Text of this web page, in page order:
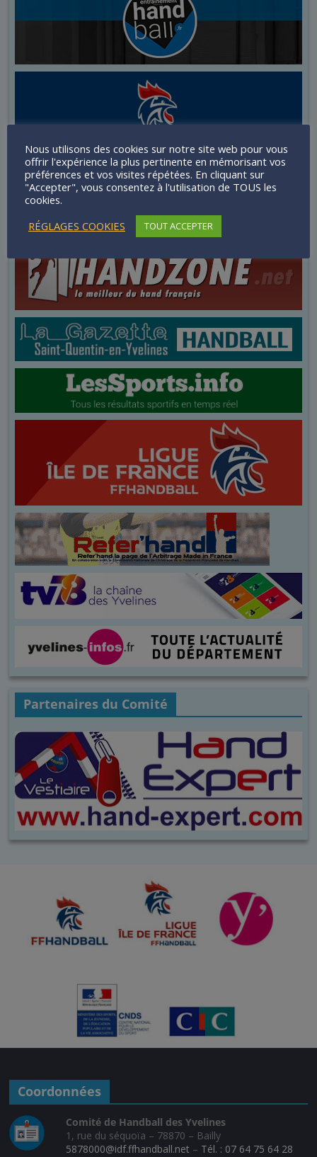
Partenaires du Comité
Coordonnées
Comité de Handball des Yvelines
1, rue du séquoïa – 78870 – Bailly
5878000@idf.ffhandball.net – Tél. : 07 64 75 64 28
Nous utilisons des cookies sur notre site web pour vous
offrir l'expérience la plus pertinente en mémorisant vos
préférences et vos visites répétées. En cliquant sur
"Accepter", vous consentez à l'utilisation de TOUS les
cookies.
RÉGLAGES COOKIES
TOUT ACCEPTER